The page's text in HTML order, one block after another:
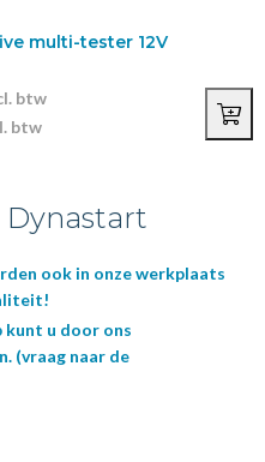
multi-tester 12V
btw
btw
Dynastart
ook in onze werkplaats
kunt u door ons
(vraag naar de